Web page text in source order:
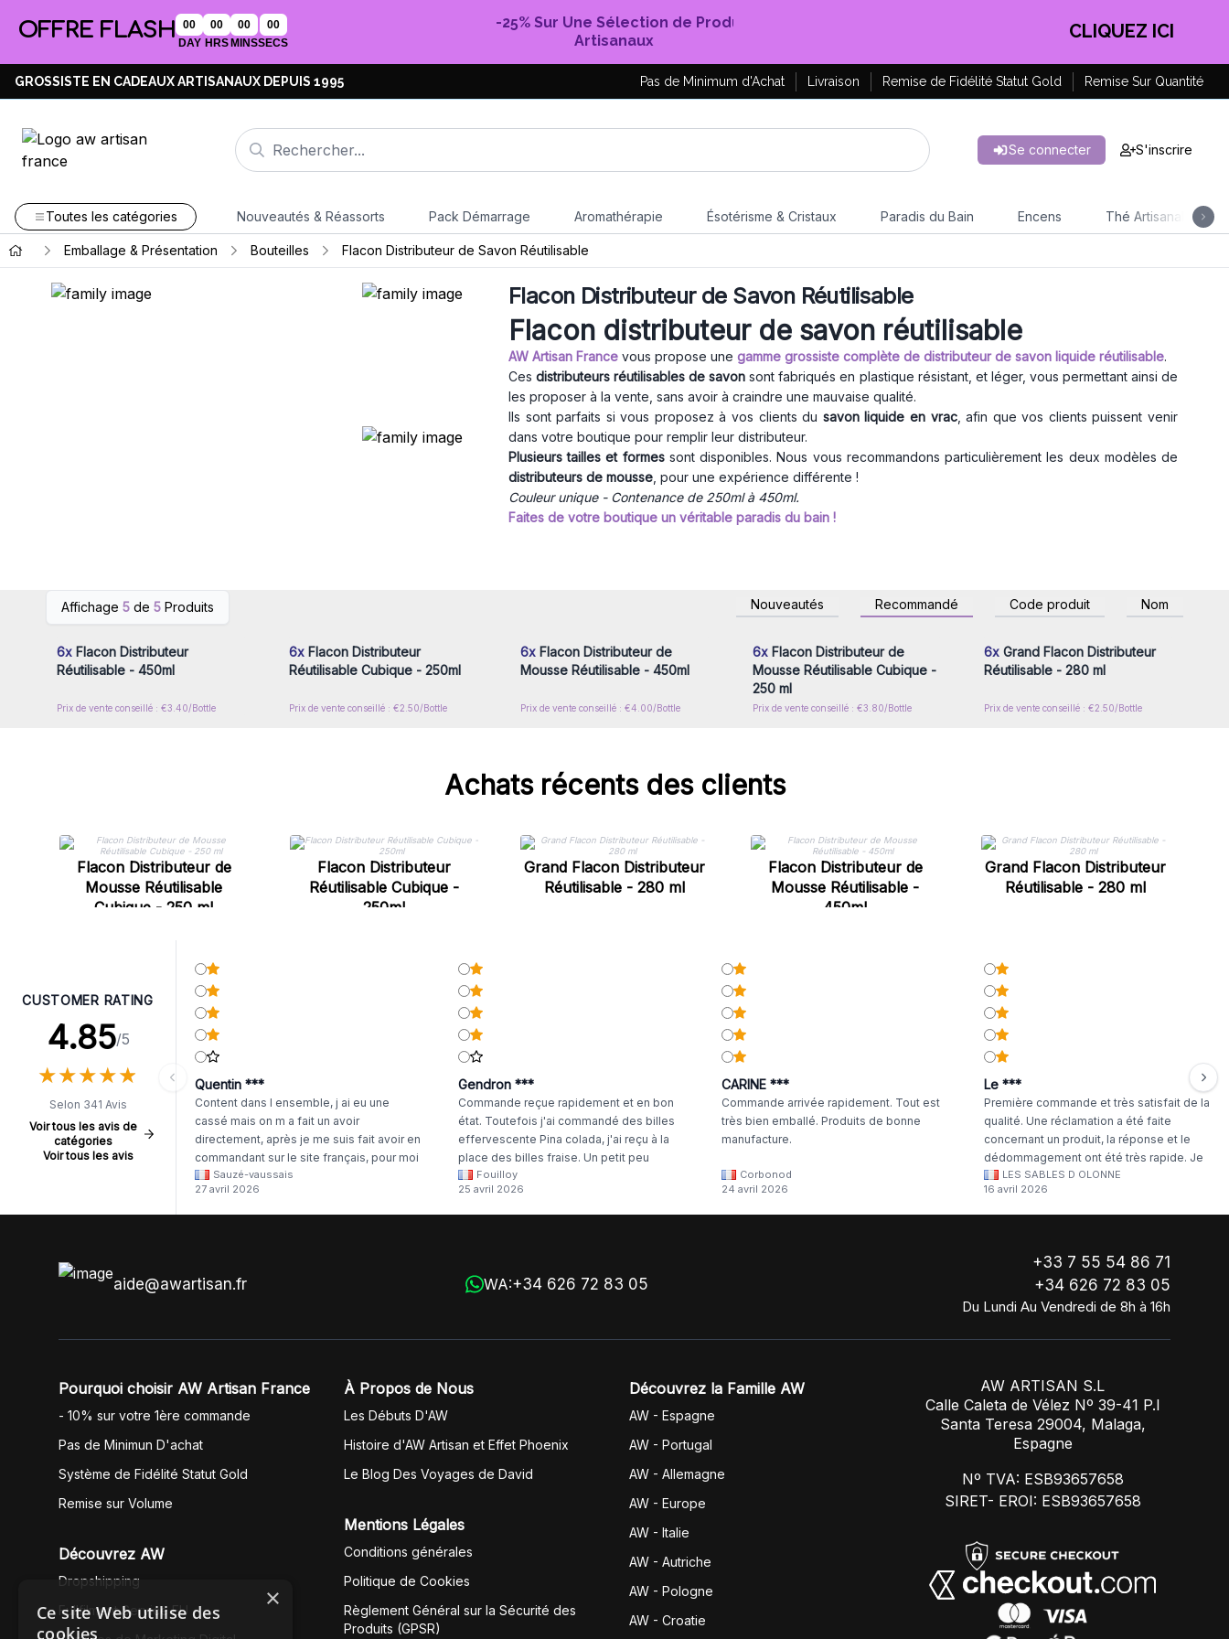
OFFRE FLASH
00
DAY
00
HRS
00
MINS
00
SECS
-25% Sur Une Sélection de Produits
Artisanaux
CLIQUEZ ICI
GROSSISTE EN CADEAUX ARTISANAUX DEPUIS 1995 Pas de Minimum d'Achat Livraison Remise de Fidélité Statut Gold Remise Sur Quantité
Se connecter S'inscrire
Toutes les catégories Nouveautés & Réassorts Pack Démarrage Aromathérapie Ésotérisme & Cristaux Paradis du Bain Encens Thé Artisanal
Emballage & Présentation Bouteilles Flacon Distributeur de Savon Réutilisable
Flacon Distributeur de Savon Réutilisable
Flacon distributeur de savon réutilisable
AW Artisan France vous propose une gamme grossiste complète de distributeur de savon liquide réutilisable.
Cesdistributeurs réutilisables de savonsont fabriqués en plastique résistant, et léger, vous permettant ainsi de
les proposer à la vente, sans avoir à craindre une mauvaise qualité.
Ils sont parfaits si vous proposez à vos clients du savon liquide en vrac, afin que vos clients puissent venir
dans votre boutique pour remplir leur distributeur.
Plusieurs tailles et formessont disponibles. Nous vous recommandons particulièrement les deux modèles de
distributeurs de mousse , pour une expérience différente !
Couleur unique - Contenance de 250ml à 450ml.
Faites de votre boutique un véritable paradis du bain !
Affichage 5 de 5 Produits Nouveautés Recommandé Code produit Nom
vous pour accéder aux prix de
gros
6x Flacon Distributeur
Réutilisable - 450ml
Prix de vente conseillé : €3.40/Bottle
6xFlacon Distributeur
Réutilisable Cubique - 250ml
Prix de vente conseillé : €2.50/Bottle
6x Flacon Distributeur de
Mousse Réutilisable - 450ml
Prix de vente conseillé : €4.00/Bottle
Connectez-vous ou inscrivez-
vous pour accéder aux prix de
gros
6xFlacon Distributeur de
Mousse Réutilisable Cubique -
250 ml
Prix de vente conseillé : €3.80/Bottle
Connectez-vous ou inscrivez-
vous pour accéder aux prix de
gros
6x Grand Flacon Distributeur
Réutilisable - 280 ml
Prix de vente conseillé : €2.50/Bottle
Achats récents des clients
Flacon Distributeur de
Mousse Réutilisable
Cubique - 250 ml
Flacon Distributeur
Réutilisable Cubique -
250ml
Grand Flacon Distributeur
Réutilisable - 280 ml
Flacon Distributeur de
Mousse Réutilisable -
450ml
Grand Flacon Distributeur
Réutilisable - 280 ml
CUSTOMER RATING
4.85/5
★★★★★
★★★★★
Selon 341 Avis
Voir tous les avis de
catégories
Voir tous les avis
Quentin ***
Content dans l ensemble, j ai eu une
cassé mais on m a fait un avoir
directement, après je me suis fait avoir en
commandant sur le site français, pour moi
il était évident que les produits était de la
même langue mais raté tout est en
anglais.
Sauzé-vaussais
27 avril 2026
Gendron ***
Commande reçue rapidement et en bon
état. Toutefois j'ai commandé des billes
effervescente Pina colada, j'ai reçu à la
place des billes fraise. Un petit peu
dommage
Fouilloy
25 avril 2026
CARINE ***
Commande arrivée rapidement. Tout est
très bien emballé. Produits de bonne
manufacture.
Corbonod
24 avril 2026
Le ***
Première commande et très satisfait de la
qualité. Une réclamation a été faite
concernant un produit, la réponse et le
dédommagement ont été très rapide. Je
continuerai à commander chez WA Artisan
!
LES SABLES D OLONNE
16 avril 2026
aide@awartisan.fr WA:+34 626 72 83 05
+33 7 55 54 86 71
+34 626 72 83 05
Du Lundi Au Vendredi de 8h à 16h
Pourquoi choisir AW Artisan France
- 10% sur votre 1ère commande
Pas de Minimun D'achat
Système de Fidélité Statut Gold
Remise sur Volume
Découvrez AW
Dropshipping
Fullfilment Service EU
À Propos de Nous
Les Débuts D'AW
Histoire d'AW Artisan et Effet Phoenix
Le Blog Des Voyages de David
Mentions Légales
Conditions générales
Politique de Cookies
Règlement Général sur la Sécurité des
Produits (GPSR)
Découvrez la Famille AW
AW - Espagne
AW - Portugal
AW - Allemagne
AW - Europe
AW - Italie
AW - Autriche
AW - Pologne
AW - Croatie
AW ARTISAN S.L
Calle Caleta de Vélez Nº 39-41 P.I
Santa Teresa 29004, Malaga,
Espagne
Nº TVA: ESB93657658
SIRET- EROI: ESB93657658
×
Ce site Web utilise des
cookies